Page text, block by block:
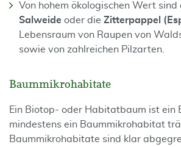
Von hohem ökologischen Wert sind
Salweide oder die Zitterpappel
Lebensraum von Raupen von
sowie von zahlreichen Pilzarten.
Baummikrohabitate
Ein Biotop- oder Habitatbaum ist ein
mindestens ein Baummikrohabitat
Baummikrohabitate sind klar